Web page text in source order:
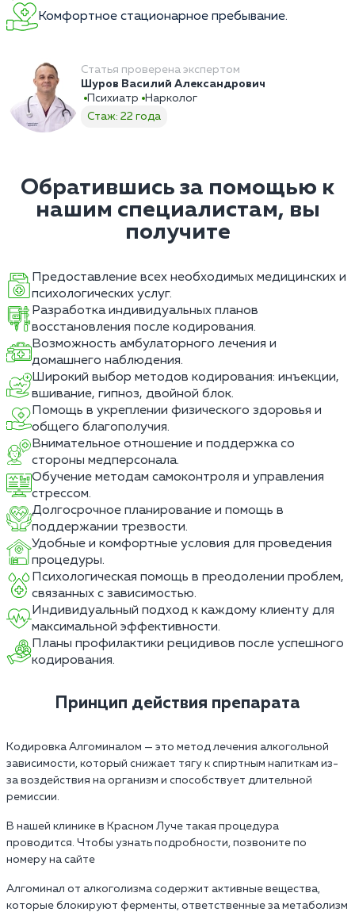
Комфортное стационарное пребывание.
Статья проверена экспертом
Шуров Василий Александрович
Психиатр
Нарколог
Стаж: 22 года
Обратившись за помощью к
нашим специалистам, вы
получите
Предоставление всех необходимых медицинских и
психологических услуг.
Разработка индивидуальных планов
восстановления после кодирования.
Возможность амбулаторного лечения и
домашнего наблюдения.
Широкий выбор методов кодирования: инъекции,
вшивание, гипноз, двойной блок.
Помощь в укреплении физического здоровья и
общего благополучия.
Внимательное отношение и поддержка со
стороны медперсонала.
Обучение методам самоконтроля и управления
стрессом.
Долгосрочное планирование и помощь в
поддержании трезвости.
Удобные и комфортные условия для проведения
процедуры.
Психологическая помощь в преодолении проблем,
связанных с зависимостью.
Индивидуальный подход к каждому клиенту для
максимальной эффективности.
Планы профилактики рецидивов после успешного
кодирования.
Принцип действия препарата
Кодировка Алгоминалом — это метод лечения алкогольной
зависимости, который снижает тягу к спиртным напиткам из-
за воздействия на организм и способствует длительной
ремиссии.
В нашей клинике в Красном Луче такая процедура
проводится. Чтобы узнать подробности, позвоните по
номеру на сайте
Алгоминал от алкоголизма содержит активные вещества,
которые блокируют ферменты, ответственные за метаболизм